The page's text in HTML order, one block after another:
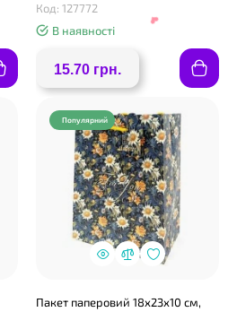
Код: 127772
В наявності
15.70 грн.
Популярний
Пакет паперовий 18х23х10 см,
❤
❤
❤